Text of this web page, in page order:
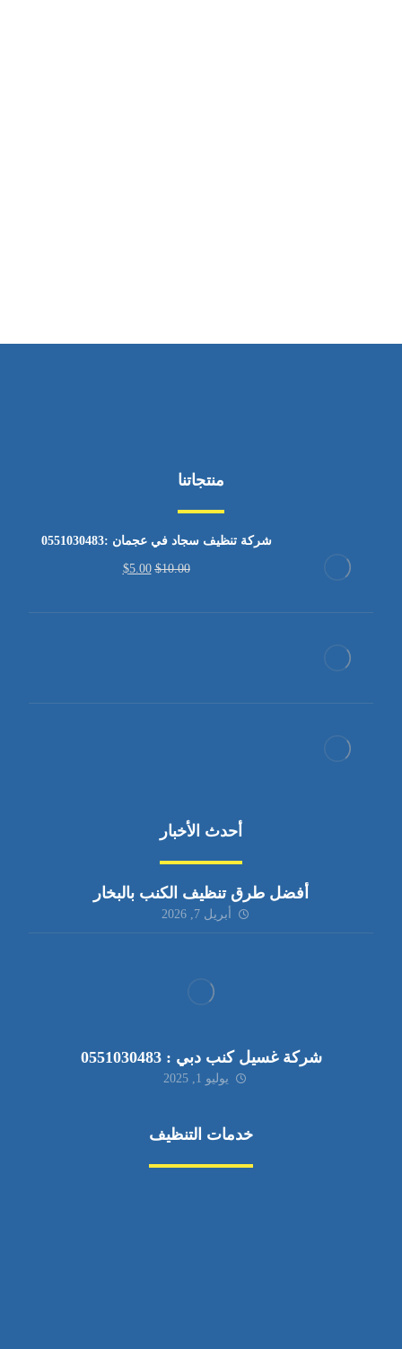
منتجاتنا
شركة تنظيف سجاد في عجمان :0551030483
$10.00
$5.00
أحدث الأخبار
أفضل طرق تنظيف الكنب بالبخار
أبريل 7, 2026
شركة غسيل كنب دبي : 0551030483
يوليو 1, 2025
خدمات التنظيف